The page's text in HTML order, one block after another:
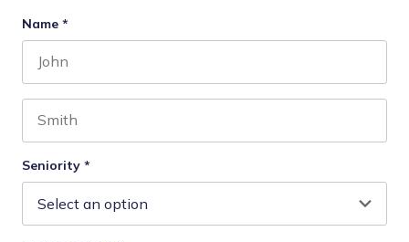
Name *
Seniority *